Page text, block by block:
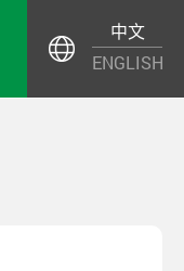
中文
ENGLISH